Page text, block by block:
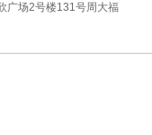
广场2号楼131号周大福